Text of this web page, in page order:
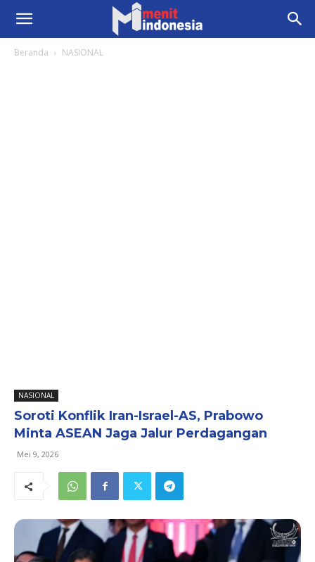
Beranda NASIONAL
NASIONAL
Soroti Konflik Iran-Israel-AS, Prabowo
Minta ASEAN Jaga Jalur Perdagangan
Mei 9, 2026